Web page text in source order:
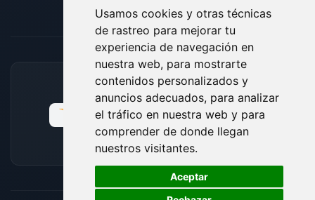
Usamos cookies y otras técnicas
de rastreo para mejorar tu
experiencia de navegación en
nuestra web, para mostrarte
contenidos personalizados y
anuncios adecuados, para analizar
el tráfico en nuestra web y para
comprender de donde llegan
nuestros visitantes.
Aceptar
MÉTODOS DE PAGO ACEPTADOS
🍪